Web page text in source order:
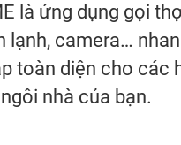
là ứng dụng gọi
lạnh, camera…
toàn diện cho các
nhà của bạn.